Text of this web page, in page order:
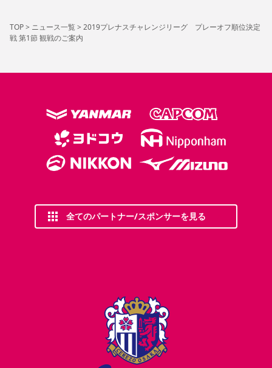
TOP> ニュース一覧> 2019プレナスチャレンジリーグ プレーオフ順位決定
戦 第1節 観戦のご案内
全てのパートナー/スポンサーを見る